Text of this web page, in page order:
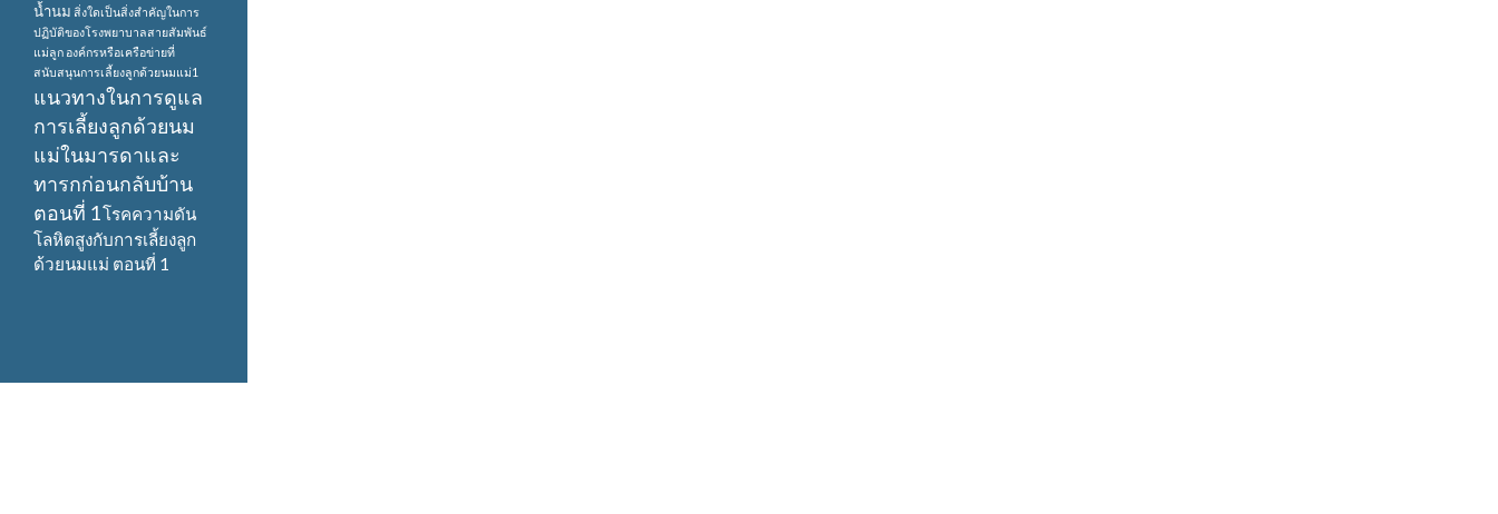
น้ำนม สิ่งใดเป็นสิ่งสำคัญในการ
ปฏิบัติของโรงพยาบาลสายสัมพันธ์
แม่ลูก องค์กรหรือเครือข่ายที่
สนับสนุนการเลี้ยงลูกด้วยนมแม่1
แนวทางในการดูแล
การเลี้ยงลูกด้วยนม
แม่ในมารดาและ
ทารกก่อนกลับบ้าน
ตอนที่ 1โรคความดัน
โลหิตสูงกับการเลี้ยงลูก
ด้วยนมแม่ ตอนที่ 1